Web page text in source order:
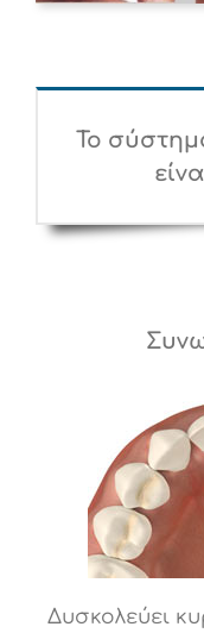
Το
Δυσκολεύει